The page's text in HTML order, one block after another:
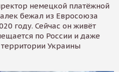
немецкой платёжной
бежал из Евросоюза
году. Сейчас он живёт
по России и даже
Украины